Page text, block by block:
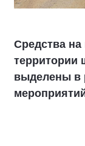
Средства
выделены в